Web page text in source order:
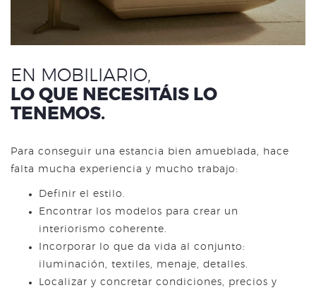
EN MOBILIARIO,
LO QUE NECESITÁIS LO
TENEMOS.
Para conseguir una estancia bien amueblada, hace
falta mucha experiencia y mucho trabajo:
Definir el estilo.
Encontrar los modelos para crear un
interiorismo coherente.
Incorporar lo que da vida al conjunto:
iluminación, textiles, menaje, detalles.
Localizar y concretar condiciones, precios y